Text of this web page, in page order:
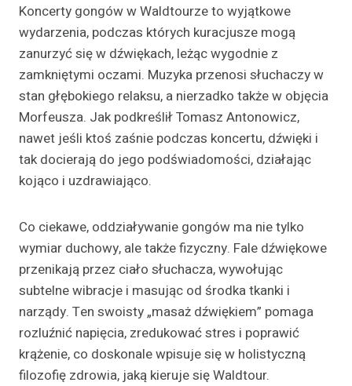
Koncerty gongów w Waldtourze to wyjątkowe
wydarzenia, podczas których kuracjusze mogą
zanurzyć się w dźwiękach, leżąc wygodnie z
zamkniętymi oczami. Muzyka przenosi słuchaczy w
stan głębokiego relaksu, a nierzadko także w objęcia
Morfeusza. Jak podkreślił Tomasz Antonowicz,
nawet jeśli ktoś zaśnie podczas koncertu, dźwięki i
tak docierają do jego podświadomości, działając
kojąco i uzdrawiająco.
Co ciekawe, oddziaływanie gongów ma nie tylko
wymiar duchowy, ale także fizyczny. Fale dźwiękowe
przenikają przez ciało słuchacza, wywołując
subtelne wibracje i masując od środka tkanki i
narządy. Ten swoisty „masaż dźwiękiem” pomaga
rozluźnić napięcia, zredukować stres i poprawić
krążenie, co doskonale wpisuje się w holistyczną
filozofię zdrowia, jaką kieruje się Waldtour.